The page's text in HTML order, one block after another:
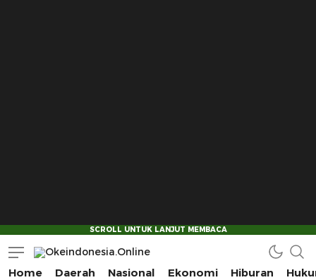
Okeindonesia.Online
Mengonlinekan Indonesia Secara Utuh
Home Daerah Nasional Ekonomi Hiburan